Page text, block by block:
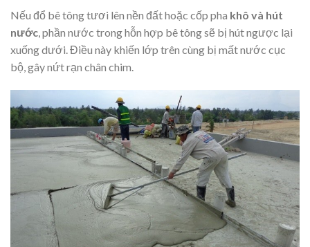
Nếu đổ bê tông tươi lên nền đất hoặc cốp pha khô và hút
nước, phần nước trong hỗn hợp bê tông sẽ bị hút ngược lại
xuống dưới. Điều này khiến lớp trên cùng bị mất nước cục
bộ, gây nứt rạn chân chim.